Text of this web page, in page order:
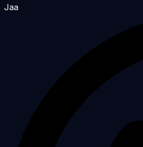
Jaa